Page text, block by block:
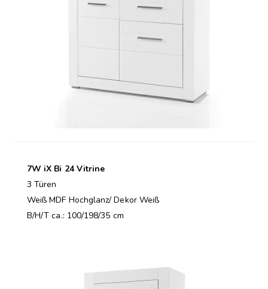
7W iX Bi 24 Vitrine
3 Türen
Weiß MDF Hochglanz/ Dekor Weiß
B/H/T ca.: 100/198/35 cm